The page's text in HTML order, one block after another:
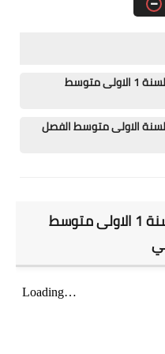
الشبه الطبي 2021
امتحان العلوم الفيزيائية السنة 1 الاولى متوسط
السنة الاولى متوسط الفصل
امتحان العلوم الفيزيائية السنة 1 الاولى متوسط